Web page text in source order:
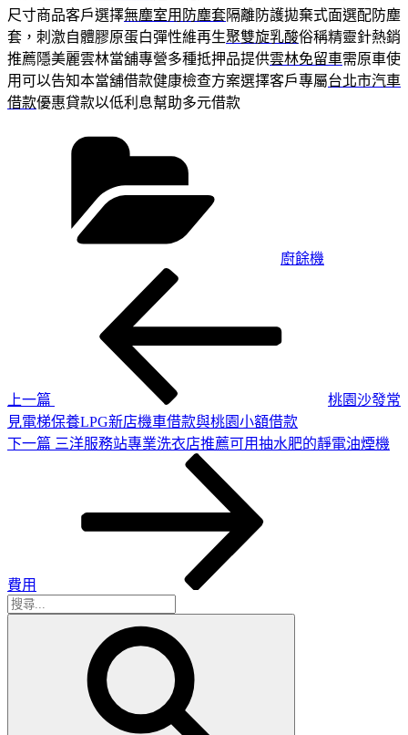
尺寸商品客戶選擇無塵室用防塵套隔離防護拋棄式面選配防塵
套，刺激自體膠原蛋白彈性維再生聚雙旋乳酸俗稱精靈針熱銷
推薦隱美麗雲林當舖專營多種抵押品提供雲林免留車需原車使
用可以告知本當舖借款健康檢查方案選擇客戶專屬台北市汽車
借款優惠貸款以低利息幫助多元借款
廚餘機
上一篇
桃園沙發常
見電梯保養LPG新店機車借款與桃園小額借款
下
下一篇 三洋服務站專業洗衣店推薦可用抽水肥的靜電油煙機
費用
搜